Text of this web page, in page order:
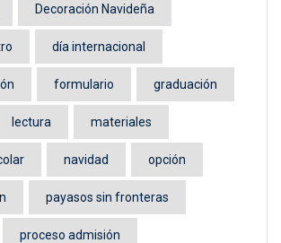
Decoración Navideña
día internacional
formulario graduación
lectura materiales
navidad opción
payasos sin fronteras
proceso admisión